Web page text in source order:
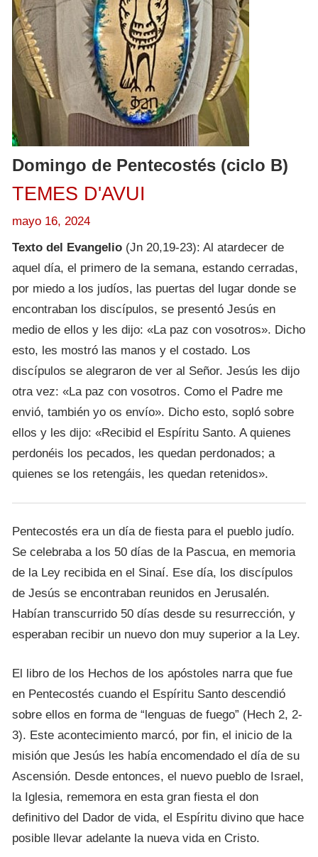
Domingo de Pentecostés (ciclo B)
TEMES D'AVUI
mayo 16, 2024
Texto del Evangelio (Jn 20,19-23): Al atardecer de
aquel día, el primero de la semana, estando cerradas,
por miedo a los judíos, las puertas del lugar donde se
encontraban los discípulos, se presentó Jesús en
medio de ellos y les dijo: «La paz con vosotros». Dicho
esto, les mostró las manos y el costado. Los
discípulos se alegraron de ver al Señor. Jesús les dijo
otra vez: «La paz con vosotros. Como el Padre me
envió, también yo os envío». Dicho esto, sopló sobre
ellos y les dijo: «Recibid el Espíritu Santo. A quienes
perdonéis los pecados, les quedan perdonados; a
quienes se los retengáis, les quedan retenidos».
Pentecostés era un día de fiesta para el pueblo judío.
Se celebraba a los 50 días de la Pascua, en memoria
de la Ley recibida en el Sinaí. Ese día, los discípulos
de Jesús se encontraban reunidos en Jerusalén.
Habían transcurrido 50 días desde su resurrección, y
esperaban recibir un nuevo don muy superior a la Ley.
El libro de los Hechos de los apóstoles narra que fue
en Pentecostés cuando el Espíritu Santo descendió
sobre ellos en forma de “lenguas de fuego” (Hech 2, 2-
3). Este acontecimiento marcó, por fin, el inicio de la
misión que Jesús les había encomendado el día de su
Ascensión. Desde entonces, el nuevo pueblo de Israel,
la Iglesia, rememora en esta gran fiesta el don
definitivo del Dador de vida, el Espíritu divino que hace
posible llevar adelante la nueva vida en Cristo.